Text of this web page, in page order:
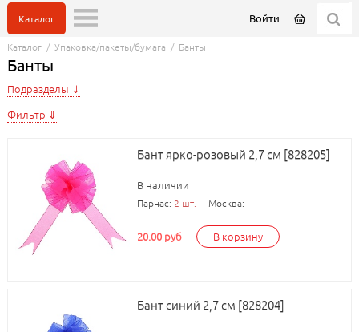
Войти
Каталог
Каталог/ Упаковка/пакеты/бумага / Банты
Банты
Подразделы
Фильтр
Бант ярко-розовый 2,7 см [828205]
В наличии
Парнас: 2 шт. Москва: -
20.00 руб В корзину
Бант синий 2,7 см [828204]